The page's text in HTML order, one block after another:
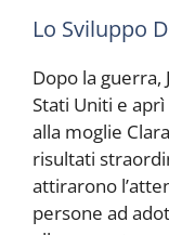
Lo Sviluppo
Dopo la guerra,
Stati Uniti e
alla moglie
risultati
attirarono
persone ad